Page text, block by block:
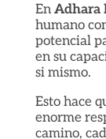
En Adhara
humano
potencial
en su
si mismo.
Esto hace
enorme
camino,